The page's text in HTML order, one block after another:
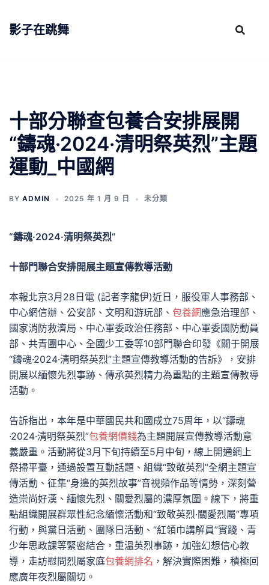
影子在跳舞
十部分聯查包養合安排展開
“鑄魂·2024·清明祭英烈”主題
運動_中國網
BY ADMIN 2025 年 1 月 9 日 未分類
“鑄魂·2024·清明祭英烈”
十部門聯合安排開展主題宣傳教導活動
本報北京3月28日電 (記者李龍伊)近日，服役軍人事務部、
中心網信辦、公安部、文明和游玩部、 包養網應急治理部、
國家消防救濟局、中心軍委政治任務部、中心軍委國防動員
部、共青團中心、全國少工委等10部門聯合印發《關于開展
“鑄魂·2024·清明祭英烈”主題宣傳教導活動的告訴》，安排
開展以緬懷先烈事跡、傳承英烈精力為重點的主題宣傳教導
活動。
告訴指出，本年是中華國民共和國成立75周年，以“鑄魂
·2024·清明祭英烈”包養網價錢為主題開展宣傳教導活動意
義嚴重。活動將從3月下旬持續至5月中旬，線上開通網上
祭掃平臺，通過設置互動話題、組織“致敬英烈”全網主題宣
傳活動、征集“身邊的英烈故事”音視頻作品等情勢，深刻營
造崇尚好漢、緬懷先烈、關愛烈屬的濃厚氛圍。線下，將重
點組織開展群眾性紀念緬懷活動和“致敬英烈·關愛烈屬”專項
行動，與黨日活動、團隊日活動、“紅領巾講解員”實踐、青
少年思政課等緊密結合，重溫英烈事跡，加強幻想信心教
導，走訪慰問烈屬家庭包養網排名 ，解決實際困難，積極回
應廣年夜烈屬關切。